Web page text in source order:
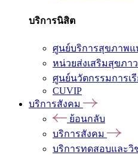
บริการนิสิต
ศูนย์บริการสุขภาพแ
หน่วยส่งเสริมสุขภา
ศูนย์นวัตกรรมการเรี
CUVIP
บริการสังคม
ย้อนกลับ
บริการสังคม
บริการทดสอบและวิ